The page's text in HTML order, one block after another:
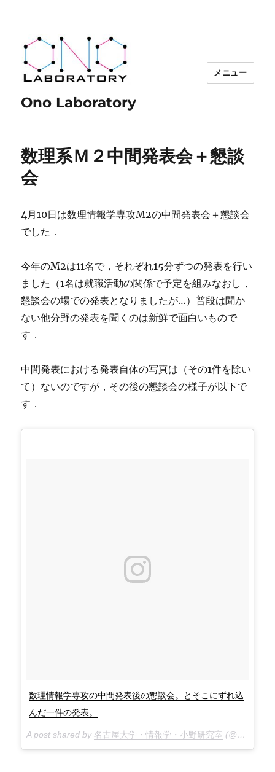
Ono Laboratory
メニュー
数理系Ｍ２中間発表会＋懇談
会
4月10日は数理情報学専攻M2の中間発表会＋懇談会
でした．
今年のM2は11名で，それぞれ15分ずつの発表を行い
ました（1名は就職活動の関係で予定を組みなおし，
懇談会の場での発表となりましたが…）普段は聞か
ない他分野の発表を聞くのは新鮮で面白いもので
す．
中間発表における発表自体の写真は（その1件を除い
て）ないのですが，その後の懇談会の様子が以下で
す．
数理情報学専攻の中間発表後の懇談会。とそこにずれ込
んだ一件の発表。
A post shared by 名古屋大学・情報学・小野研究室 (@ono_lab) on